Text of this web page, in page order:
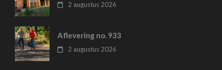
2 augustus 2026
Aflevering no. 933
2 augustus 2026